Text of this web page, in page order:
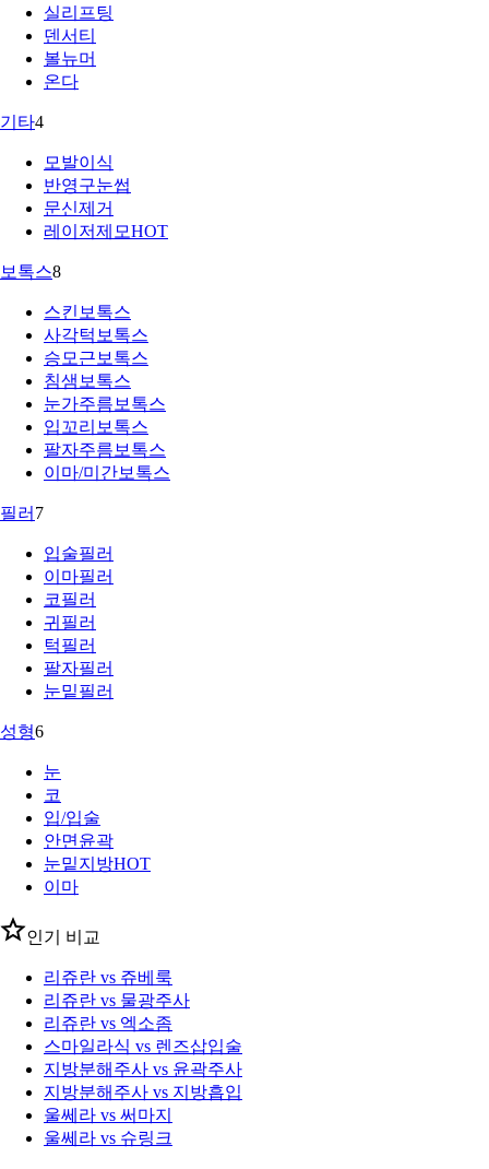
실리프팅
덴서티
볼뉴머
온다
기타4
모발이식
반영구눈썹
문신제거
레이저제모HOT
보톡스8
스킨보톡스
사각턱보톡스
승모근보톡스
침샘보톡스
눈가주름보톡스
입꼬리보톡스
팔자주름보톡스
이마/미간보톡스
필러 7
입술필러
이마필러
코필러
귀필러
턱필러
팔자필러
눈밑필러
성형6
눈
코
입/입술
안면윤곽
눈밑지방HOT
이마
인기 비교
리쥬란 vs 쥬베룩
리쥬란 vs 물광주사
리쥬란 vs 엑소좀
스마일라식 vs 렌즈삽입술
지방분해주사 vs 윤곽주사
지방분해주사 vs 지방흡입
울쎄라 vs 써마지
울쎄라 vs 슈링크